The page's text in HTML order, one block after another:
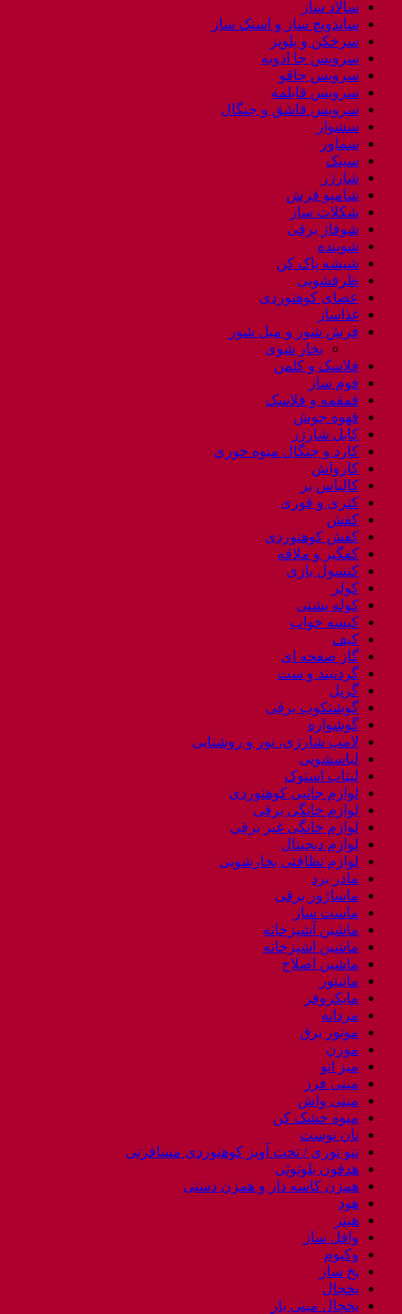
سالاد ساز
ساندویچ ساز و اسنک ساز
سرخکن و پلوپز
سرویس جا ادویه
سرویس چاقو
سرویس قابلمه
سرویس قاشق و چنگال
سشوار
سماور
سینک
شارژر
شامپو فرش
شکلات ساز
شوفاژ برقی
شوینده
شیشه پاک کن
ظرفشویی
عصای کوهنوردی
غذاساز
فرش شور و مبل شور
بخار شوی
فلاسک و کلمن
فوم ساز
قمقمه و فلاسک
قهوه جوش
کابل شارژر
کارد و چنگال میوه خوری
کارواش
کالباس بر
کتری و قوری
کفش
کفش کوهنوردی
کفگیر و ملاقه
کنسول بازی
کولر
کوله پشتی
کیسه خواب
کیف
گاز صفحه ای
گردنبند و ست
گریل
گوشتکوب برقی
گوشواره
لامپ شارژی، نور و روشنایی
لباسشویی
لپتاب استوک
لوازم جانبی کوهنوردی
لوازم خانگی برقی
لوازم خانگی غیر برقی
لوازم دیجیتال
لوازم نظافتی بخارشویی
مادر برد
ماساژور برقی
ماست ساز
ماشین آشپزخانه
ماشین اشپزخانه
ماشین اصلاح
مانیتور
مایکروفر
مردانه
موتور برق
موزن
میز اتو
مینی فرز
مینی واش
میوه خشک کن
نان توست
ننو توری / تخت آویز کوهنوردی مسافرتی
هدفون بلوتوثی
همزن کاسه دار و همزن دستی
هود
هیتر
وافل ساز
وکیوم
یخ ساز
یخچال
یخچال مینی بار